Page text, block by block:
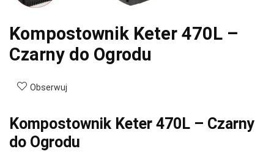
Kompostownik Keter 470L –
Czarny do Ogrodu
Obserwuj
Kompostownik Keter 470L – Czarny
do Ogrodu